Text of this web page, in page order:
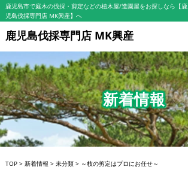
鹿児島市で庭木の伐採・剪定などの植木屋/造園屋をお探しなら【鹿
児島伐採専門店 MK興産】へ
鹿児島伐採専門店 MK興産
新着情報
TOP> 新着情報 > 未分類> ～枝の剪定はプロにお任せ～